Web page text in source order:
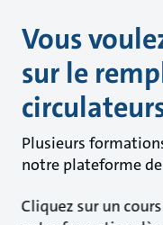
Vous
sur le
Plusieurs
notre plateforme
Cliquez sur un